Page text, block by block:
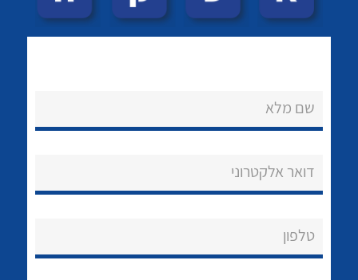
לכל מוצרי היצרן
שם מלא
דואר אלקטרוני
טלפון